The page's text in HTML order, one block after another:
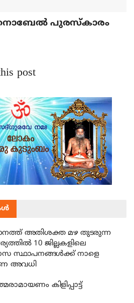
നൊബേല്‍ പുരസ്‌കാരം
post
അതിശക്ത മഴ തുടരുന്ന
10 ജില്ലകളിലെ
സ്ഥാപനങ്ങൾക്ക് നാളെ
അവധി
കിളിപ്പാട്ട്